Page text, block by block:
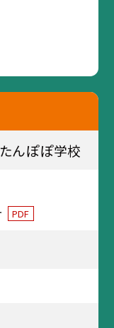
んぽぽ学校
PDF